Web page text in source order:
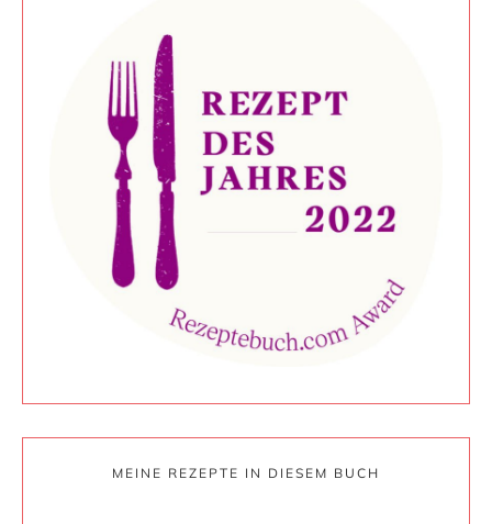
MEINE REZEPTE IN DIESEM BUCH